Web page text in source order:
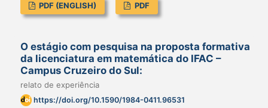
PDF (ENGLISH) PDF
O estágio com pesquisa na proposta formativa
da licenciatura em matemática do IFAC –
Campus Cruzeiro do Sul:
relato de experiência
https://doi.org/10.1590/1984-0411.96531